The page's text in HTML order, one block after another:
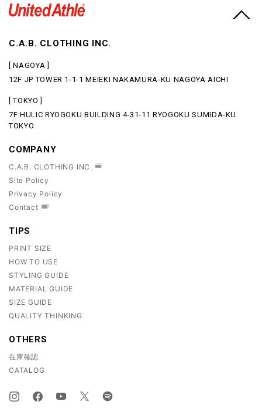
C.A.B. CLOTHING INC.
[ NAGOYA ]
12F JP TOWER 1-1-1 MEIEKI NAKAMURA-KU NAGOYA AICHI
[ TOKYO ]
7F HULIC RYOGOKU BUILDING 4-31-11 RYOGOKU SUMIDA-KU
TOKYO
COMPANY
C.A.B. CLOTHING INC.
Site Policy
Privacy Policy
Contact
TIPS
PRINT SIZE
HOW TO USE
STYLING GUIDE
MATERIAL GUIDE
SIZE GUIDE
QUALITY THINKING
OTHERS
在庫確認
CATALOG